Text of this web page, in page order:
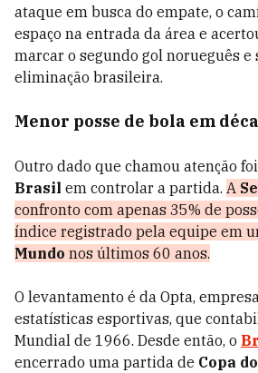
ataque em busca do empate, o
espaço na entrada da área e
marcar o segundo gol norueguês e
eliminação brasileira.
Menor posse de bola em
Outro dado que chamou atenção
Brasil em controlar a partida. A
confronto com apenas 35% de
índice registrado pela equipe em
Mundo nos últimos 60 anos.
O levantamento é da Opta,
estatísticas esportivas, que
Mundial de 1966. Desde então, o
encerrado uma partida de Copa